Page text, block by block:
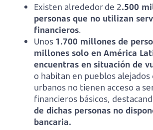
Existen alrededor de 2.500
personas que no utilizan
financieros.
Unos 1.700 millones de
millones solo en América
encuentras en situación de
o habitan en pueblos alejados
urbanos no tienen acceso a
financieros básicos,
de dichas personas no
bancaria.